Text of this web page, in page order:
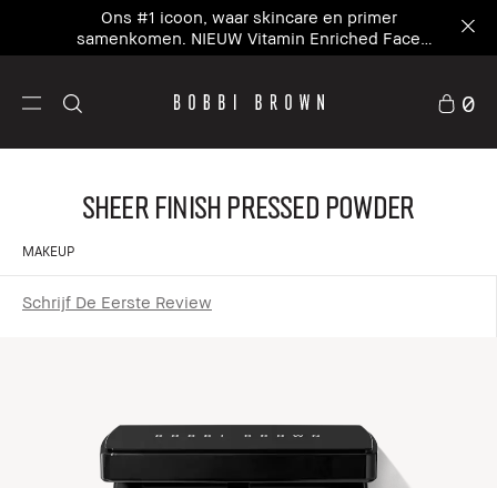
Stel in 5 minuten jouw kit samen – personaliseer
je zomerkit met 20% korting²
0
Sheer Finish Pressed Powder
MAKEUP
Schrijf De Eerste Review